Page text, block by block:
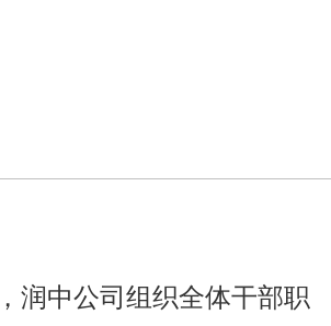
润中公司组织全体干部职